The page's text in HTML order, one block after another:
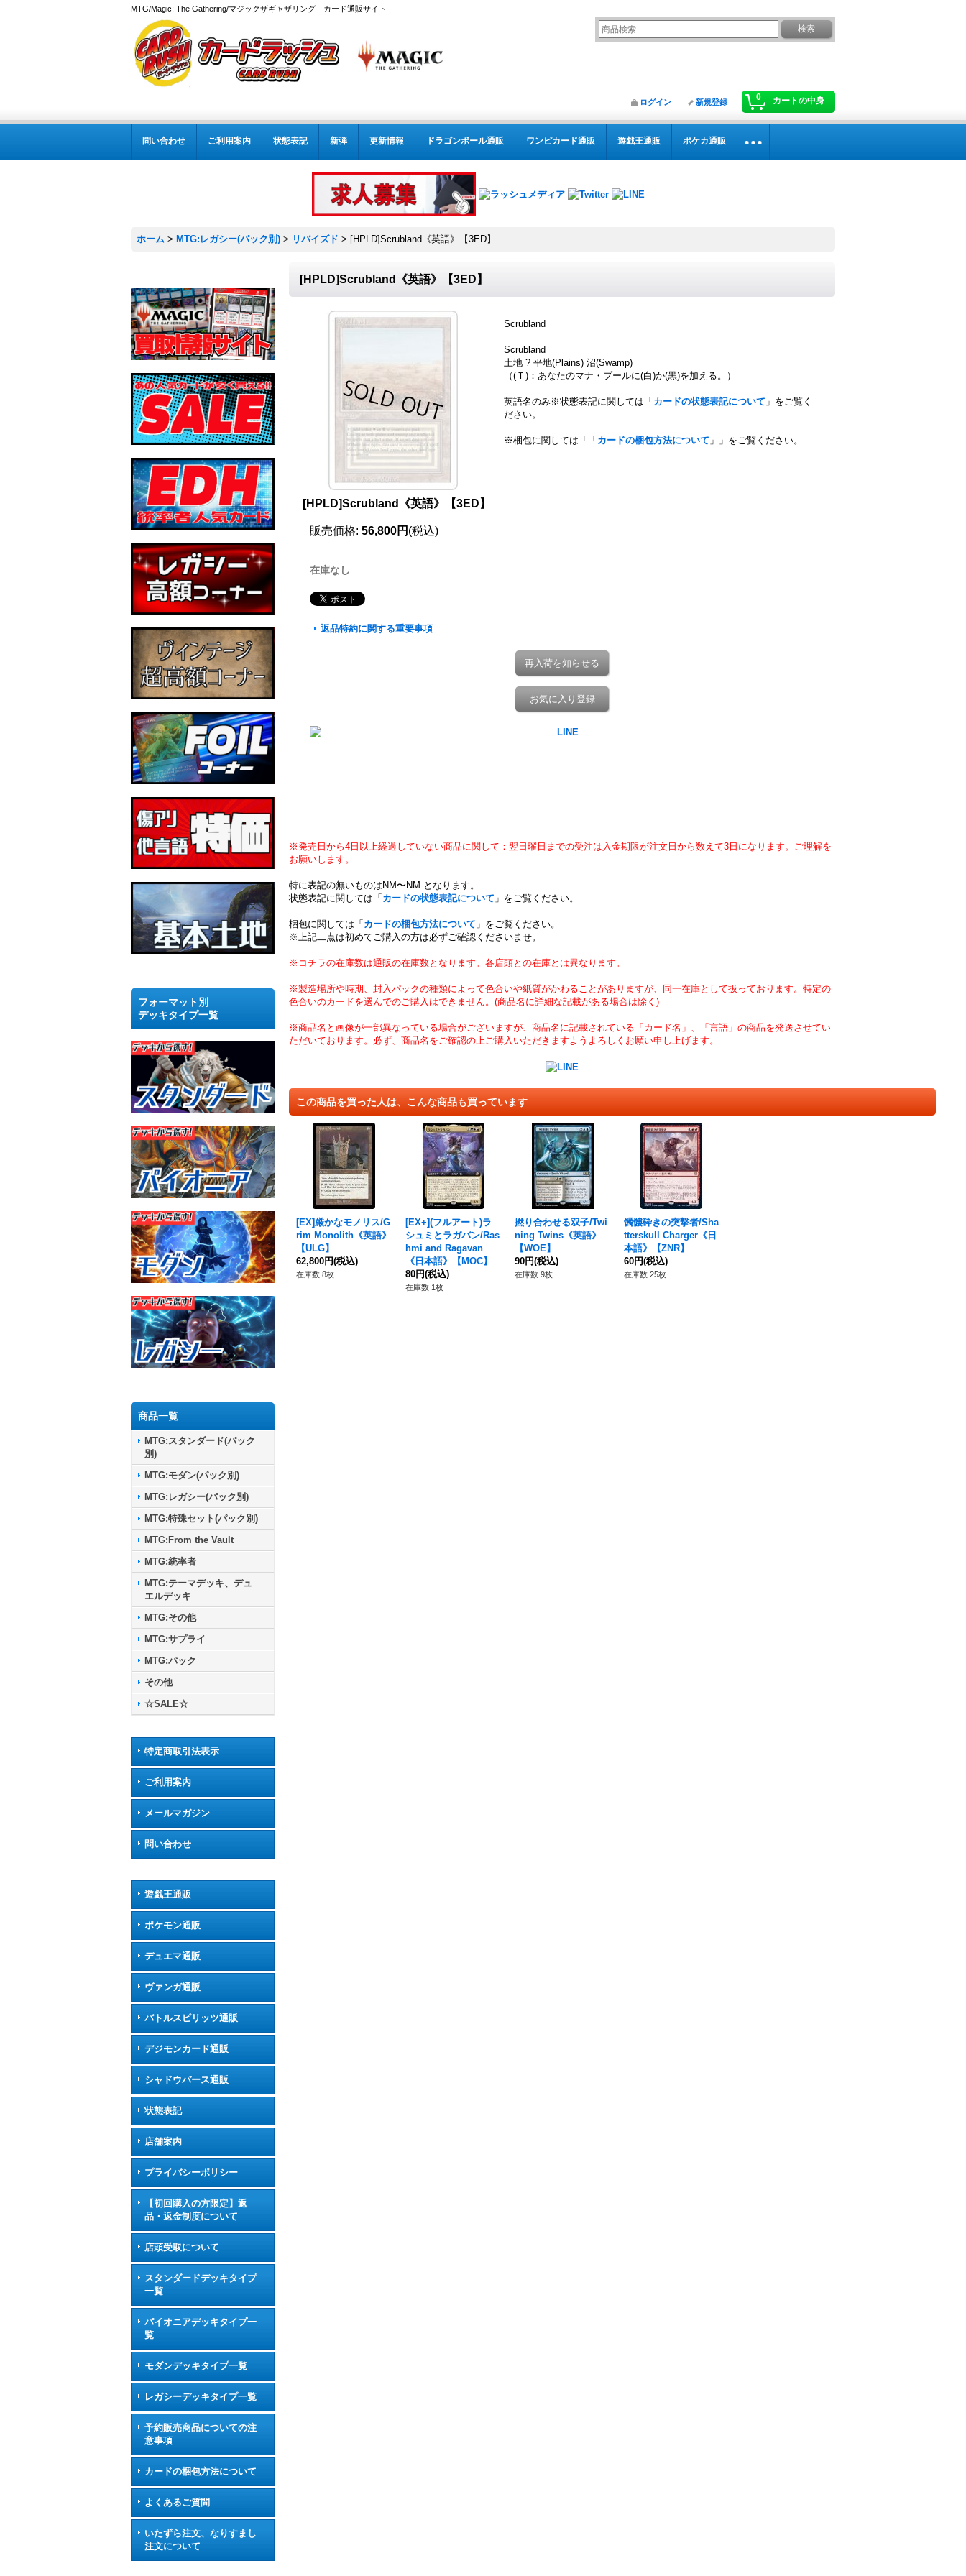
MTG/Magic: The Gathering/マジックザギャザリング カード通販サイト
0 カートの中身
ログイン 新規登録
問い合わせ ご利用案内 状態表記 新弾 更新情報 ドラゴンボール通販 ワンピカード通販 遊戯王通販 ポケカ通販
ホーム > MTG:レガシー(パック別) > リバイズド > [HPLD]Scrubland《英語》【3ED】
フォーマット別
デッキタイプ一覧
商品一覧
MTG:スタンダード(パック
別)
MTG:モダン(パック別)
MTG:レガシー(パック別)
MTG:特殊セット(パック別)
MTG:From the Vault
MTG:統率者
MTG:テーマデッキ、デュ
エルデッキ
MTG:その他
MTG:サプライ
MTG:パック
その他
☆SALE☆
特定商取引法表示
ご利用案内
メールマガジン
問い合わせ
遊戯王通販
ポケモン通販
デュエマ通販
ヴァンガ通販
バトルスピリッツ通販
デジモンカード通販
シャドウバース通販
状態表記
店舗案内
プライバシーポリシー
【初回購入の方限定】返
品・返金制度について
店頭受取について
スタンダードデッキタイプ
一覧
パイオニアデッキタイプ一
覧
モダンデッキタイプ一覧
レガシーデッキタイプ一覧
予約販売商品についての注
意事項
カードの梱包方法について
よくあるご質問
いたずら注文、なりすまし
注文について
[HPLD]Scrubland《英語》【3ED】
Scrubland
Scrubland
土地 ? 平地(Plains) 沼(Swamp)
（(Ｔ)：あなたのマナ・プールに(白)か(黒)を加える。）
英語名のみ※状態表記に関しては「 カードの状態表記について 」をご覧く
ださい。
※梱包に関しては「「 カードの梱包方法について 」」をご覧ください。
[HPLD]Scrubland《英語》【3ED】
販売価格: 56,800円 (税込)
在庫なし
返品特約に関する重要事項
再入荷を知らせる
お気に入り登録
※発売日から4日以上経過していない商品に関して：翌日曜日までの受注は入金期限が注文日から数えて3日になります。ご理解を
お願いします。
特に表記の無いものはNM〜NM-となります。
状態表記に関しては「 カードの状態表記について 」をご覧ください。
梱包に関しては「 カードの梱包方法について 」をご覧ください。
※上記二点は初めてご購入の方は必ずご確認くださいませ。
※コチラの在庫数は通販の在庫数となります。各店頭との在庫とは異なります。
※製造場所や時期、封入パックの種類によって色合いや紙質がかわることがありますが、同一在庫として扱っております。特定の
色合いのカードを選んでのご購入はできません。(商品名に詳細な記載がある場合は除く)
※商品名と画像が一部異なっている場合がございますが、商品名に記載されている「カード名」、「言語」の商品を発送させてい
ただいております。必ず、商品名をご確認の上ご購入いただきますようよろしくお願い申し上げます。
この商品を買った人は、こんな商品も買っています
[EX]厳かなモノリス/G
rim Monolith《英語》
【ULG】
62,800円(税込)
在庫数 8枚
[EX+](フルアート)ラ
シュミとラガバン/Ras
hmi and Ragavan
《日本語》【MOC】
80円(税込)
在庫数 1枚
撚り合わせる双子/Twi
ning Twins《英語》
【WOE】
90円(税込)
在庫数 9枚
髑髏砕きの突撃者/Sha
tterskull Charger《日
本語》【ZNR】
60円(税込)
在庫数 25枚